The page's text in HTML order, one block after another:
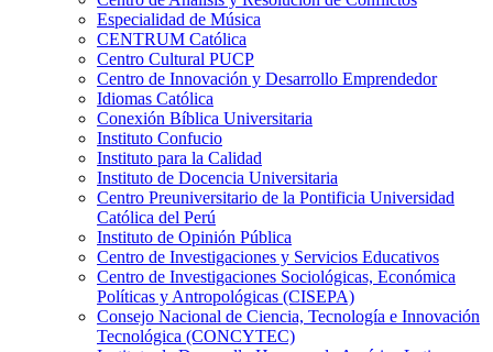
Especialidad de Música
CENTRUM Católica
Centro Cultural PUCP
Centro de Innovación y Desarrollo Emprendedor
Idiomas Católica
Conexión Bíblica Universitaria
Instituto Confucio
Instituto para la Calidad
Instituto de Docencia Universitaria
Centro Preuniversitario de la Pontificia Universidad
Católica del Perú
Instituto de Opinión Pública
Centro de Investigaciones y Servicios Educativos
Centro de Investigaciones Sociológicas, Económica
Políticas y Antropológicas (CISEPA)
Consejo Nacional de Ciencia, Tecnología e Innovación
Tecnológica (CONCYTEC)